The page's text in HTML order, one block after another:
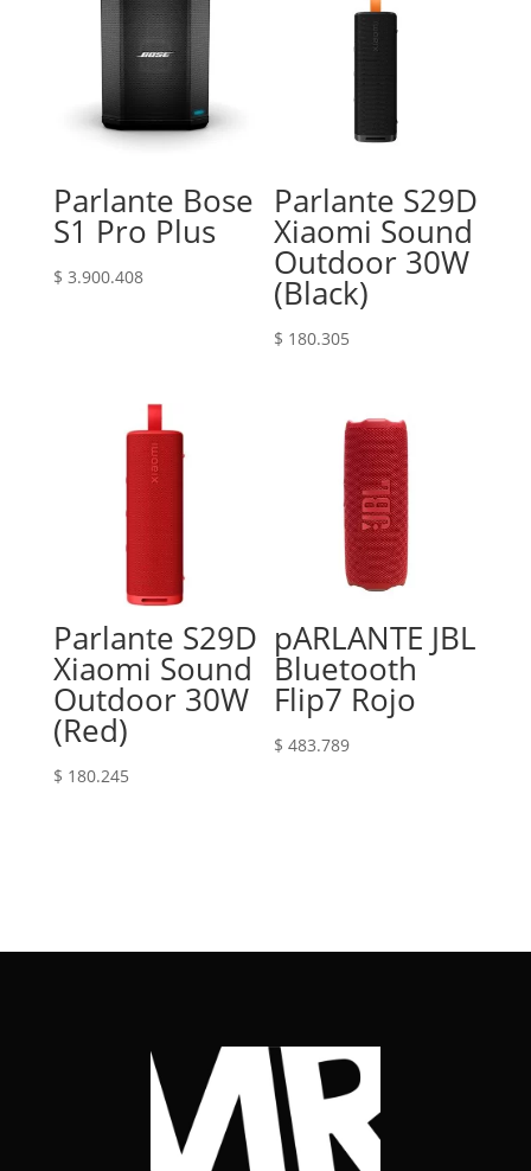
Parlante Bose
S1 Pro Plus
$ 3.900.408
Parlante S29D
Xiaomi Sound
Outdoor 30W
(Black)
$ 180.305
Parlante S29D
Xiaomi Sound
Outdoor 30W
(Red)
$ 180.245
pARLANTE JBL
Bluetooth
Flip7 Rojo
$ 483.789